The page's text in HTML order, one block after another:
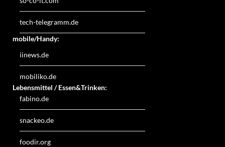
tech-telegramm.de
mobile/Handy:
iinews.de
mobiliko.de
Lebensmittel / Essen&Trinken:
fabino.de
snackeo.de
foodir.org